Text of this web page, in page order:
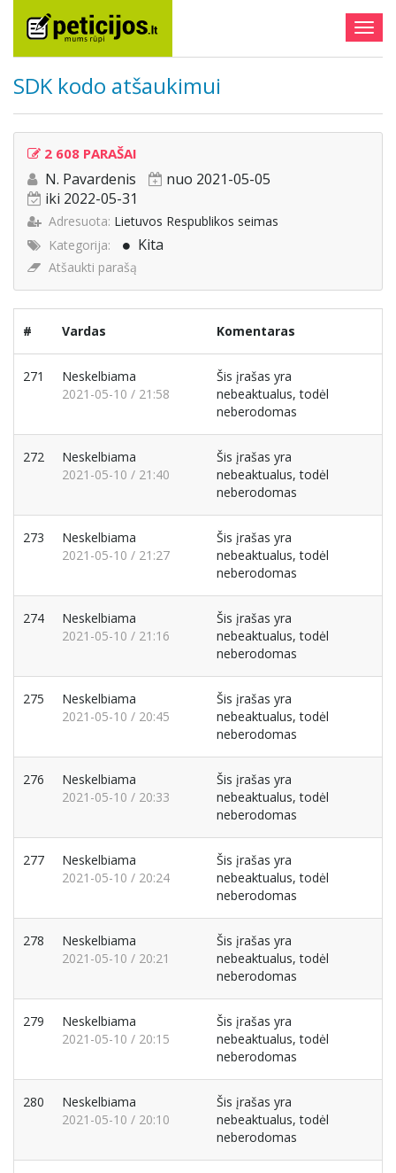
SDK kodo atšaukimui
2 608 PARAŠAI
N. Pavardenis
nuo 2021-05-05
iki 2022-05-31
Adresuota: Lietuvos Respublikos seimas
Kategorija:
Kita
Atšaukti parašą
# Vardas Komentaras
271
Neskelbiama
2021-05-10 / 21:58
Šis įrašas yra
nebeaktualus, todėl
neberodomas
272
Neskelbiama
2021-05-10 / 21:40
Šis įrašas yra
nebeaktualus, todėl
neberodomas
273
Neskelbiama
2021-05-10 / 21:27
Šis įrašas yra
nebeaktualus, todėl
neberodomas
274
Neskelbiama
2021-05-10 / 21:16
Šis įrašas yra
nebeaktualus, todėl
neberodomas
275
Neskelbiama
2021-05-10 / 20:45
Šis įrašas yra
nebeaktualus, todėl
neberodomas
276
Neskelbiama
2021-05-10 / 20:33
Šis įrašas yra
nebeaktualus, todėl
neberodomas
277
Neskelbiama
2021-05-10 / 20:24
Šis įrašas yra
nebeaktualus, todėl
neberodomas
278
Neskelbiama
2021-05-10 / 20:21
Šis įrašas yra
nebeaktualus, todėl
neberodomas
279
Neskelbiama
2021-05-10 / 20:15
Šis įrašas yra
nebeaktualus, todėl
neberodomas
280
Neskelbiama
2021-05-10 / 20:10
Šis įrašas yra
nebeaktualus, todėl
neberodomas